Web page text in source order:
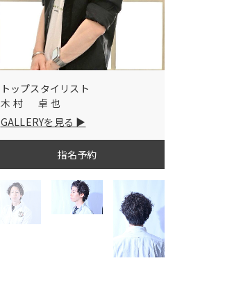
トップスタイリスト
木村 卓也
GALLERYを見る
指名予約